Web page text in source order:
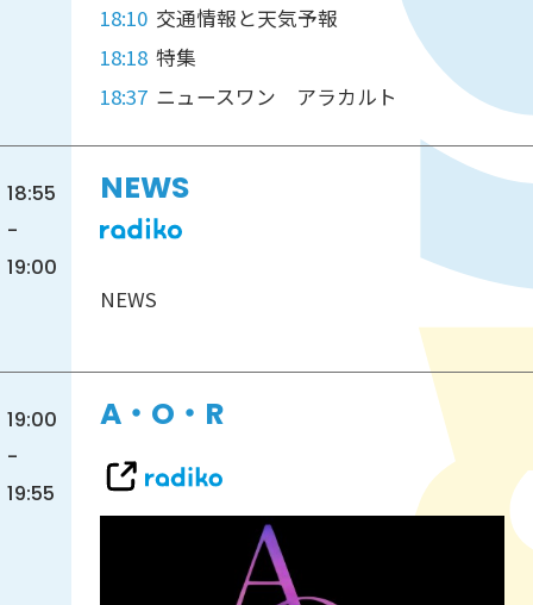
18:10 交通情報と天気予報
18:18 特集
18:37 ニュースワン アラカルト
18:55
-
19:00
NEWS
NEWS
19:00
-
19:55
A・O・R